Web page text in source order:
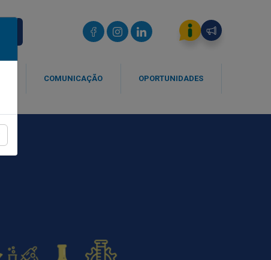
COMUNICAÇÃO OPORTUNIDADES